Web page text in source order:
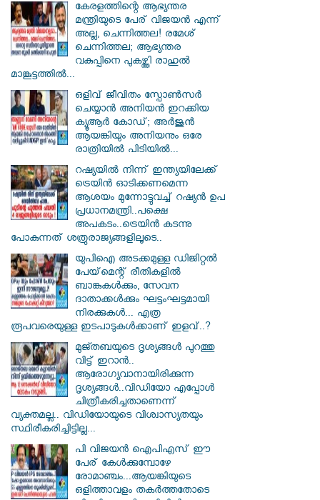
കേരളത്തിന്റെ ആഭ്യന്തര
മന്ത്രിയുടെ പേര് വിജയൻ എന്ന്
അല്ല, ചെന്നിത്തല! രമേശ്
ചെന്നിത്തല; ആഭ്യന്തര
വകുപ്പിനെ പുകഴ്ത്തി രാഹുൽ
മാങ്കൂട്ടത്തിൽ...
ഒളിവ് ജീവിതം സ്പോൺസർ
ചെയ്യാൻ അനിയൻ ഇറക്കിയ
ക്യൂആർ കോഡ്; അർജുൻ
ആയങ്കിയും അനിയനും ഒരേ
രാത്രിയിൽ പിടിയിൽ...
റഷ്യയിൽ നിന്ന് ഇന്ത്യയിലേക്ക്
ട്രെയിൻ ഓടിക്കണമെന്ന
ആശയം മുന്നോട്ടുവച്ച് റഷ്യൻ ഉപ
പ്രധാനമന്ത്രി..പക്ഷെ
അപകടം..ട്രെയിൻ കടന്നു
പോകുന്നത് ശത്രുരാജ്യങ്ങളിലൂടെ..
യുപിഐ അടക്കമുള്ള ഡിജിറ്റല്‍
പേയ്‌മെന്റ് രീതികളില്‍
ബാങ്കുകള്‍ക്കും, സേവന
ദാതാക്കള്‍ക്കും ഘട്ടംഘട്ടമായി
നിരക്കുകള്‍... എത്ര
രൂപവരെയുള്ള ഇടപാടുകള്‍ക്കാണ് ഇളവ്..?
മുജ്തബയുടെ ദൃശ്യങ്ങൾ പുറത്തു
വിട്ട് ഇറാൻ..
ആരോഗ്യവാനായിരിക്കുന്ന
ദൃശ്യങ്ങൾ..വിഡിയോ എപ്പോൾ
ചിത്രീകരിച്ചതാണെന്ന്
വ്യക്തമല്ല.. വിഡിയോയുടെ വിശ്വാസ്യതയും
സ്ഥിരീകരിച്ചിട്ടില്ല...
പി വിജയന്‍ ഐപിഎസ് ഈ
പേര് കേൾക്കുമ്പോഴേ
രോമാഞ്ചം...ആയങ്കിയുടെ
ഒളിത്താവളം തകര്‍ത്തതോടെ